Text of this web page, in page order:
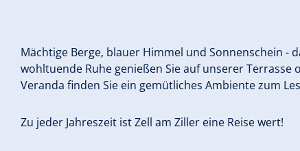
Mächtige Berge, blauer Himmel und Sonnenschein -
wohltuende Ruhe genießen Sie auf unserer
Veranda finden Sie ein gemütliches Ambiente zum
Zu jeder Jahreszeit ist Zell am Ziller eine Reise wert!